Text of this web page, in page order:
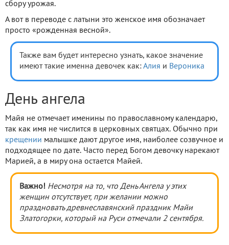
сбору урожая.
А вот в переводе с латыни это женское имя обозначает
просто «рожденная весной».
Также вам будет интересно узнать, какое значение
имеют такие именна девочек как: Алия и Вероника
День ангела
Майя не отмечает именины по православному календарю,
так как имя не числится в церковных святцах. Обычно при
крещении малышке дают другое имя, наиболее созвучное и
подходящее по дате. Часто перед Богом девочку нарекают
Марией, а в миру она остается Майей.
Важно! Несмотря на то, что День Ангела у этих
женщин отсутствует, при желании можно
праздновать древнеславянский праздник Майи
Златогорки, который на Руси отмечали 2 сентября.